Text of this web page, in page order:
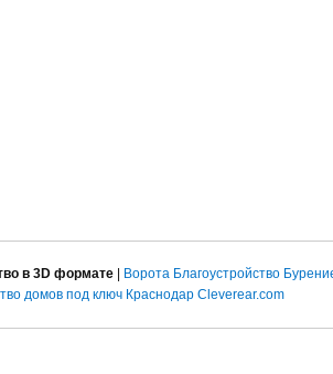
в 3D формате | Ворота Благоустройство
домов под ключ Краснодар Cleverear.com